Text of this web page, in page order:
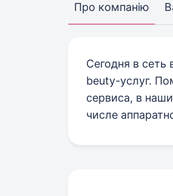
Про компанію
Сегодня в сеть
beuty-услуг.
сервиса, в
числе